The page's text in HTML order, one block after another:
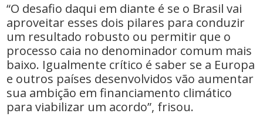
“O desafio daqui em diante é se o Brasil vai
aproveitar esses dois pilares para conduzir
um resultado robusto ou permitir que o
processo caia no denominador comum mais
baixo. Igualmente crítico é saber se a Europa
e outros países desenvolvidos vão aumentar
sua ambição em financiamento climático
para viabilizar um acordo”, frisou.